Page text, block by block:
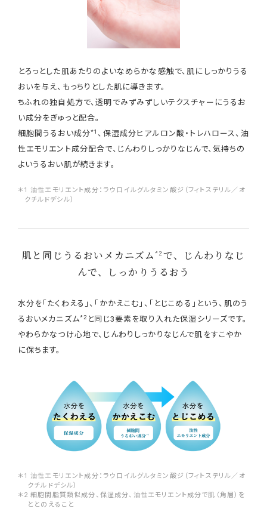
とろっとした肌あたりのよいなめらかな感触で、肌にしっかりうる
おいを与え、もっちりとした肌に導きます。
ちふれの独自処方で、透明でみずみずしいテクスチャーにうるお
い成分をぎゅっと配合。
細胞間うるおい成分*1 、保湿成分ヒアルロン酸・トレハロース、油
性エモリエント成分配合で、じんわりしっかりなじんで、気持ちの
よいうるおい肌が続きます。
＊1 油性エモリエント成分：ラウロイルグルタミン酸ジ（フィトステリル／オ
クチルドデシル）
肌と同じうるおいメカニズム*2で、じんわりなじ
んで、しっかりうるおう
水分を「たくわえる」、「かかえこむ」、「とじこめる」という、肌のう
るおいメカニズム*2 と同じ3要素を取り入れた保湿シリーズです。
やわらかなつけ心地で、じんわりしっかりなじんで肌をすこやか
に保ちます。
＊1 油性エモリエント成分：ラウロイルグルタミン酸ジ（フィトステリル／オ
クチルドデシル）
＊2 細胞間脂質類似成分、保湿成分、油性エモリエント成分で肌（角層）を
ととのえること